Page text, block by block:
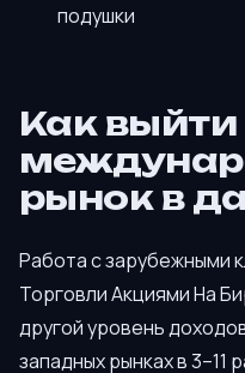
подушки
Как выйти
рынок в
Работа с зарубежными
Торговли Акциями На
другой уровень
западных рынках в 3–11